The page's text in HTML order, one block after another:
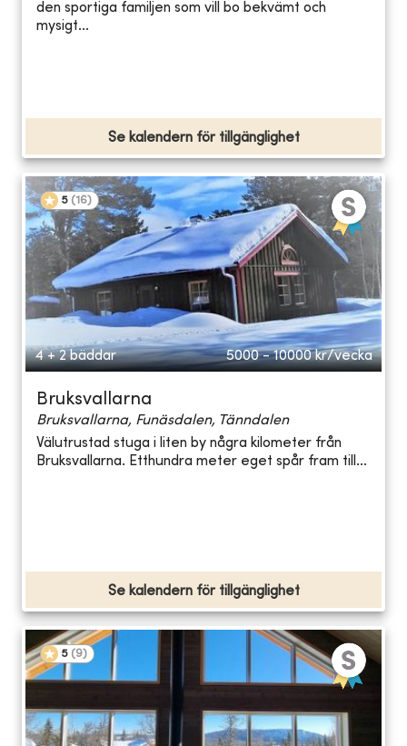
den sportiga familjen som vill bo bekvämt och
mysigt...
Se kalendern för tillgänglighet
5 (16)
4 + 2 bäddar 5000 - 10000 kr/vecka
Bruksvallarna
Bruksvallarna, Funäsdalen, Tänndalen
Välutrustad stuga i liten by några kilometer från
Bruksvallarna. Etthundra meter eget spår fram till...
Se kalendern för tillgänglighet
5 (9)